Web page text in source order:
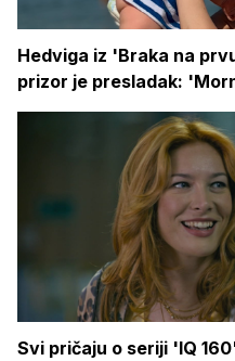
Hedviga iz 'Braka na
prizor je presladak:
Svi pričaju o seriji 'IQ